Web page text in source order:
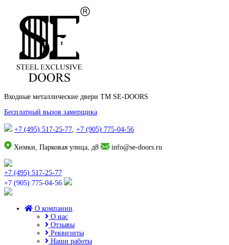
Входные металлические двери TM SE-DOORS
Бесплатный вызов замерщика
+7 (495) 517-25-77, +7 (905) 775-04-56
Химки, Парковая улица, д8 info@se-doors.ru
+7 (495) 517-25-77
+7 (905) 775-04-56
О компании
О нас
Отзывы
Реквизиты
Наши работы